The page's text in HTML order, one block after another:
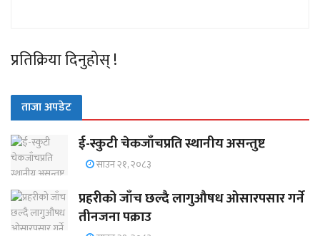
प्रतिक्रिया दिनुहोस् !
ताजा अपडेट
ई-स्कुटी चेकजाँचप्रति स्थानीय असन्तुष्ट
साउन २१, २०८३
प्रहरीको जाँच छल्दै लागुऔषध ओसारपसार गर्ने
तीनजना पक्राउ